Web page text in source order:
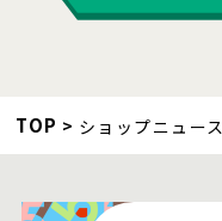
TOP ショップニュース